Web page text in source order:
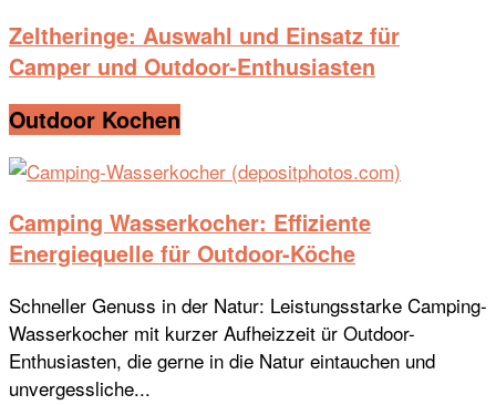
Zeltheringe: Auswahl und Einsatz für
Camper und Outdoor-Enthusiasten
Outdoor Kochen
Camping Wasserkocher: Effiziente
Energiequelle für Outdoor-Köche
Schneller Genuss in der Natur: Leistungsstarke Camping-
Wasserkocher mit kurzer Aufheizzeit ür Outdoor-
Enthusiasten, die gerne in die Natur eintauchen und
unvergessliche...